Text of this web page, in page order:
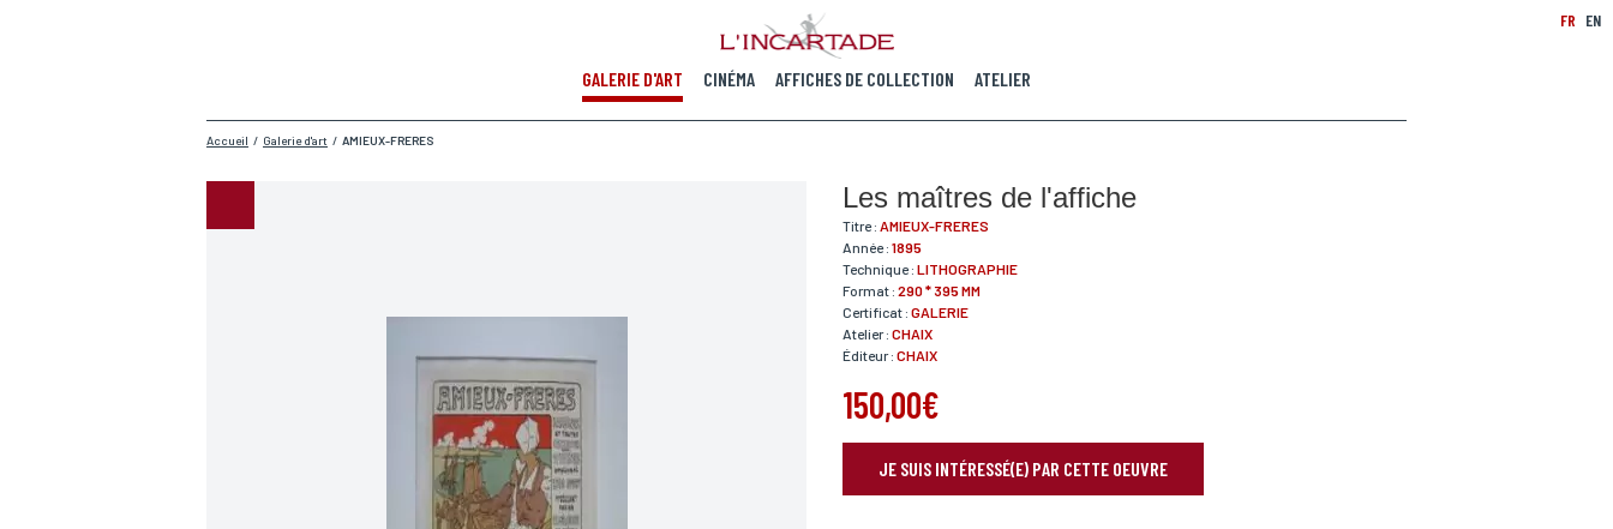
GALERIE D'ART CINÉMA AFFICHES DE COLLECTION ATELIER
FR EN
Accueil / Galerie d'art / AMIEUX-FRERES
Les maîtres de l'affiche
Titre : AMIEUX-FRERES
Année : 1895
Technique : LITHOGRAPHIE
Format : 290 * 395 MM
Certificat : GALERIE
Atelier : CHAIX
Éditeur : CHAIX
150,00€
JE SUIS INTÉRESSÉ(E) PAR CETTE OEUVRE